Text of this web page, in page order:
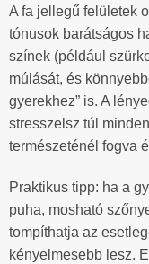
A fa jellegű felületek
tónusok barátságos
színek (például
múlását, és
gyerekhez” is. A
stresszelsz túl
természeténél fogva
Praktikus tipp: ha a
puha, mosható
tompíthatja az
kényelmesebb lesz.